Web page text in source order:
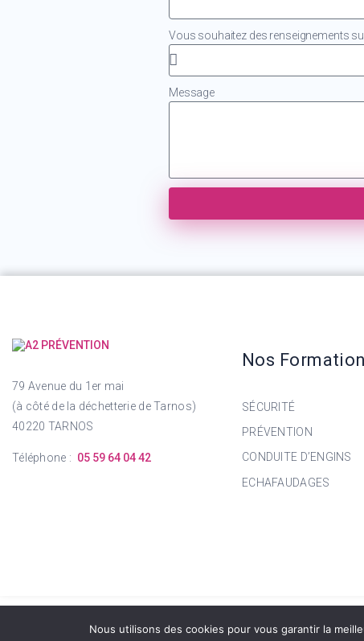
Vous souhaitez des renseignements
Message
79 Avenue du 1er mai
(à côté de la déchetterie de Tarnos)
40220 TARNOS
Téléphone : 05 59 64 04 42
Nos
SÉCURITÉ
PRÉVENTION
CONDUITE D’ENGINS
ECHAFAUDAGES
Nous utilisons des cookies pour vous garantir la